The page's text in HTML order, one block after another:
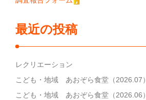
最近の投稿
レクリエーション
こども・地域 あおぞら食堂（2026.07）
こども・地域 あおぞら食堂（2026.06）